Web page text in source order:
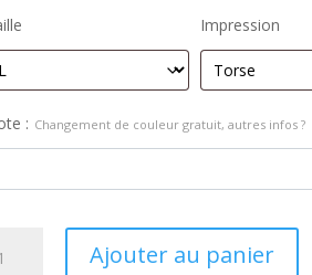
Impression
: Changement de couleur gratuit, autres infos ?
Ajouter au panier